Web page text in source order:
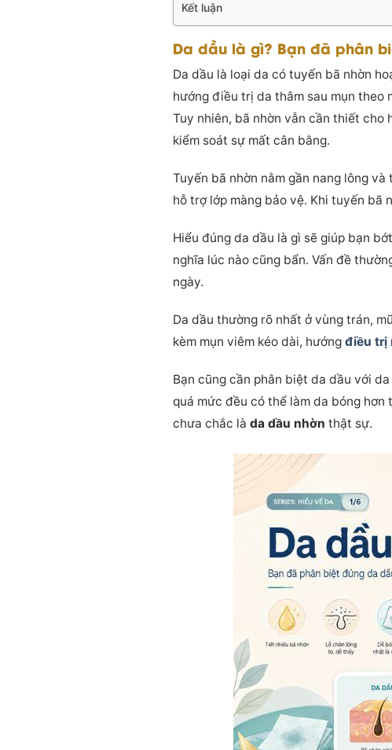
Kết luận
Da dầu là gì? Bạn đã phân
Da dầu là loại da có tuyến bã nhờn
hướng điều trị da thâm sau mụn theo
Tuy nhiên, bã nhờn vẫn cần thiết cho
kiểm soát sự mất cân bằng.
Tuyến bã nhờn nằm gần nang lông
hỗ trợ lớp màng bảo vệ. Khi tuyến bã
Hiểu đúng da dầu là gì sẽ giúp bạn
nghĩa lúc nào cũng bẩn. Vấn đề
ngày.
Da dầu thường rõ nhất ở vùng trán,
kèm mụn viêm kéo dài, hướng điều trị
Bạn cũng cần phân biệt da dầu với
quá mức đều có thể làm da bóng
chưa chắc làda dầu nhờn thật sự.